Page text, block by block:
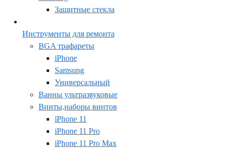
Защитные стекла
Инструменты для ремонта
BGA трафареты
iPhone
Samsung
Универсальный
Ванны ультразвуковые
Винты,наборы винтов
iPhone 11
iPhone 11 Pro
iPhone 11 Pro Max